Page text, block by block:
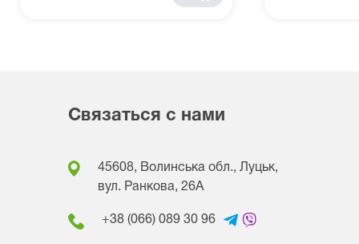
Связаться с нами
45608, Волинська обл., Луцьк,
вул. Ранкова, 26A
+38 (066) 089 30 96